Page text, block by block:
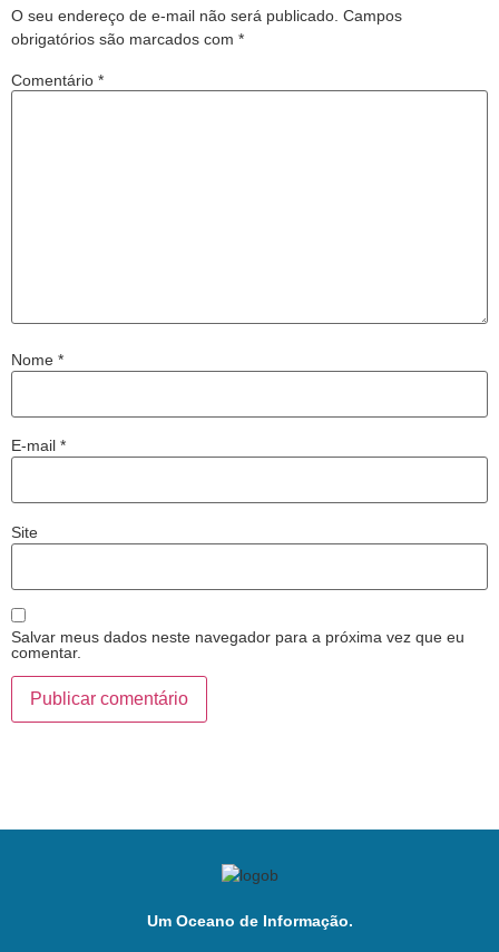
O seu endereço de e-mail não será publicado. Campos
obrigatórios são marcados com *
Comentário *
Nome *
E-mail *
Site
Salvar meus dados neste navegador para a próxima vez que eu
comentar.
Um Oceano de Informação.